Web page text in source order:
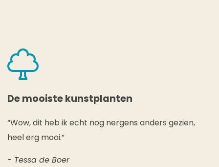
De mooiste kunstplanten
“Wow, dit heb ik echt nog nergens anders gezien,
heel erg mooi.”
- Tessa de Boer